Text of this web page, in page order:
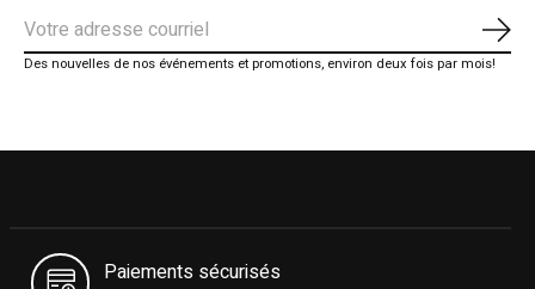
Des nouvelles de nos événements et promotions, environ deux fois par mois!
Paiements sécurisés